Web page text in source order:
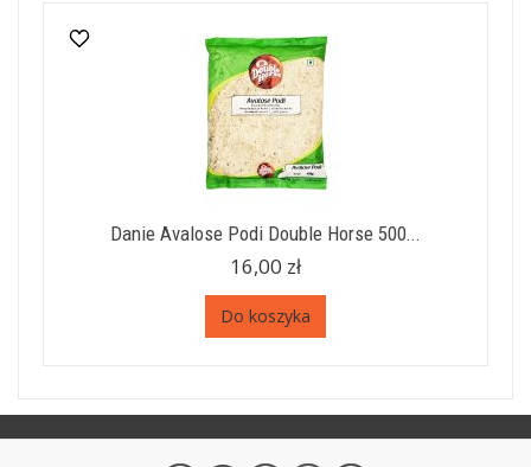
Danie Avalose Podi Double Horse 500...
16,00 zł
Do koszyka